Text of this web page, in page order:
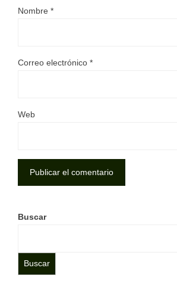
Nombre *
Correo electrónico *
Web
Buscar
Buscar